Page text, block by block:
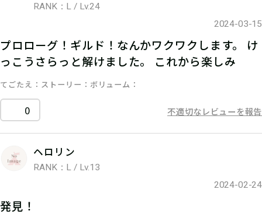
RANK：L / Lv.24
2024-03-15
プロローグ！ギルド！なんかワクワクします。 け
っこうさらっと解けました。 これから楽しみ
てごたえ ストーリー ボリューム
0 不適切なレビューを報告
ヘロリン
RANK：L / Lv.13
2024-02-24
発見！